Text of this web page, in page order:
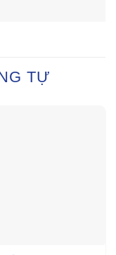
TỰ